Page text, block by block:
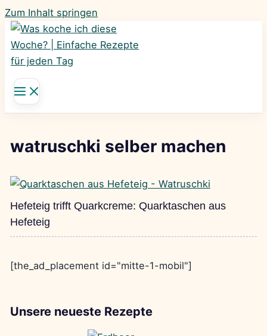
Zum Inhalt springen
watruschki selber machen
Hefeteig trifft Quarkcreme: Quarktaschen aus
Hefeteig
[the_ad_placement id="mitte-1-mobil"]
Unsere neueste Rezepte